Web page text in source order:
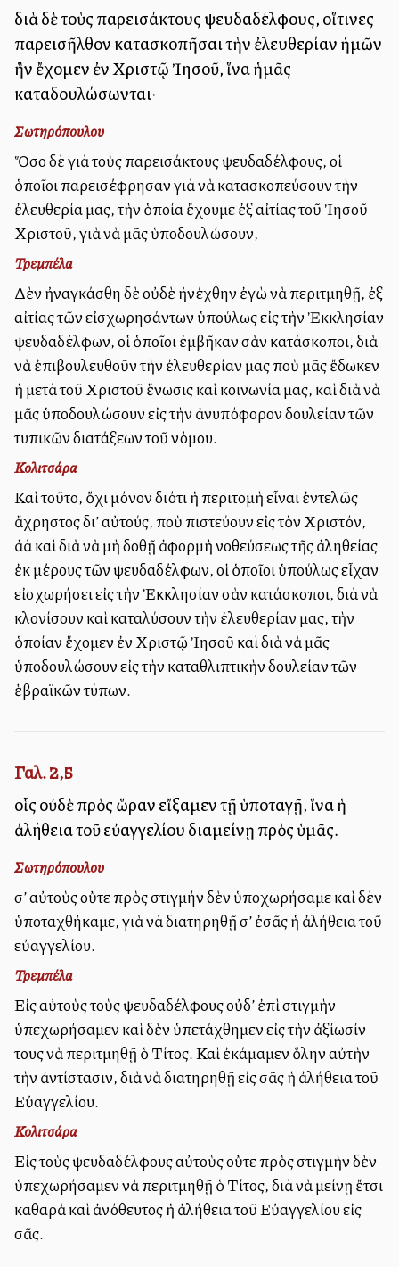
διὰ δὲ τοὺς παρεισάκτους ψευδαδέλφους, οἵτινες
παρεισῆλθον κατασκοπῆσαι τὴν ἐλευθερίαν ἡμῶν
ἣν ἔχομεν ἐν Χριστῷ Ἰησοῦ, ἵνα ἡμᾶς
καταδουλώσωνται·
Σωτηρόπουλου
Ὅσο δὲ γιὰ τοὺς παρεισάκτους ψευδαδέλφους, οἱ
ὁποῖοι παρεισέφρησαν γιὰ νὰ κατασκοπεύσουν τὴν
ἐλευθερία μας, τὴν ὁποία ἔχουμε ἐξ αἰτίας τοῦ Ἰησοῦ
Χριστοῦ, γιὰ νὰ μᾶς ὑποδουλώσουν,
Τρεμπέλα
Δὲν ἠναγκάσθη δὲ οὐδὲ ἠνέχθην ἐγὼ νὰ περιτμηθῇ, ἐξ
αἰτίας τῶν εἰσχωρησάντων ὑπούλως εἰς τὴν Ἐκκλησίαν
ψευδαδέλφων, οἱ ὁποῖοι ἐμβῆκαν σὰν κατάσκοποι, διὰ
νὰ ἐπιβουλευθοῦν τὴν ἐλευθερίαν μας ποὺ μᾶς ἔδωκεν
ἡ μετὰ τοῦ Χριστοῦ ἕνωσις καὶ κοινωνία μας, καὶ διὰ νὰ
μᾶς ὑποδουλώσουν εἰς τὴν ἀνυπόφορον δουλείαν τῶν
τυπικῶν διατάξεων τοῦ νόμου.
Κολιτσάρα
Καὶ τοῦτο, ὄχι μόνον διότι ἡ περιτομὴ εἶναι ἐντελῶς
ἄχρηστος δι’ αὐτούς, ποὺ πιστεύουν εἰς τὸν Χριστόν,
ἀλλὰ καὶ διὰ νὰ μὴ δοθῇ ἀφορμὴ νοθεύσεως τῆς ἀληθείας
ἐκ μέρους τῶν ψευδαδέλφων, οἱ ὁποῖοι ὑπούλως εἶχαν
εἰσχωρήσει εἰς τὴν Ἐκκλησίαν σὰν κατάσκοποι, διὰ νὰ
κλονίσουν καὶ καταλύσουν τὴν ἐλευθερίαν μας, τὴν
ὁποίαν ἔχομεν ἐν Χριστῷ Ἰησοῦ καὶ διὰ νὰ μᾶς
ὑποδουλώσουν εἰς τὴν καταθλιπτικὴν δουλείαν τῶν
ἑβραϊκῶν τύπων.
Γαλ. 2,5
οἷς οὐδὲ πρὸς ὥραν εἴξαμεν τῇ ὑποταγῇ, ἵνα ἡ
ἀλήθεια τοῦ εὐαγγελίου διαμείνῃ πρὸς ὑμᾶς.
Σωτηρόπουλου
σ’ αὐτοὺς οὔτε πρὸς στιγμήν δὲν ὑποχωρήσαμε καὶ δὲν
ὑποταχθήκαμε, γιὰ νὰ διατηρηθῇ σ’ ἐσᾶς ἡ ἀλήθεια τοῦ
εὐαγγελίου.
Τρεμπέλα
Εἰς αὐτοὺς τοὺς ψευδαδέλφους οὐδ’ ἐπὶ στιγμὴν
ὑπεχωρήσαμεν καὶ δὲν ὑπετάχθημεν εἰς τὴν ἀξίωσίν
τους νὰ περιτμηθῇ ὁ Τίτος. Καὶ ἐκάμαμεν ὅλην αὐτὴν
τὴν ἀντίστασιν, διὰ νὰ διατηρηθῇ εἰς σᾶς ἡ ἀλήθεια τοῦ
Εὐαγγελίου.
Κολιτσάρα
Εἰς τοὺς ψευδαδέλφους αὐτοὺς οὔτε πρὸς στιγμὴν δὲν
ὑπεχωρήσαμεν νὰ περιτμηθῇ ὁ Τίτος, διὰ νὰ μείνῃ ἔτσι
καθαρὰ καὶ ἀνόθευτος ἡ ἀλήθεια τοῦ Εὐαγγελίου εἰς
σᾶς.